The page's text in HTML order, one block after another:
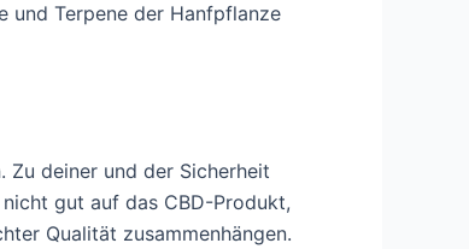
und Terpene der Hanfpflanze
Zu deiner und der Sicherheit
gut auf das CBD-Produkt,
Qualität zusammenhängen.